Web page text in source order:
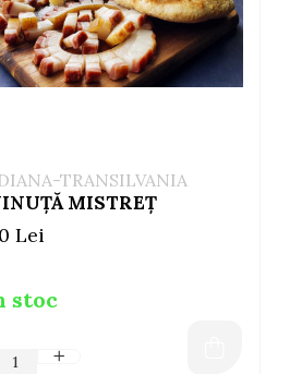
TRANSILVANIA
MISTREȚ
Lei
stoc